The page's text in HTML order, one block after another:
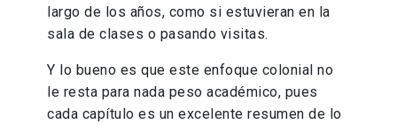
largo de los años, como si estuvieran en la
sala de clases o pasando visitas.
Y lo bueno es que este enfoque colonial no
le resta para nada peso académico, pues
cada capítulo es un excelente resumen de lo